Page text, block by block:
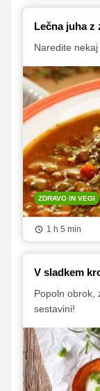
Lečna juha z
Naredite
ZDRAVO IN VEGI
1 h 5 min
V sladkem
Popoln obrok,
sestavini!